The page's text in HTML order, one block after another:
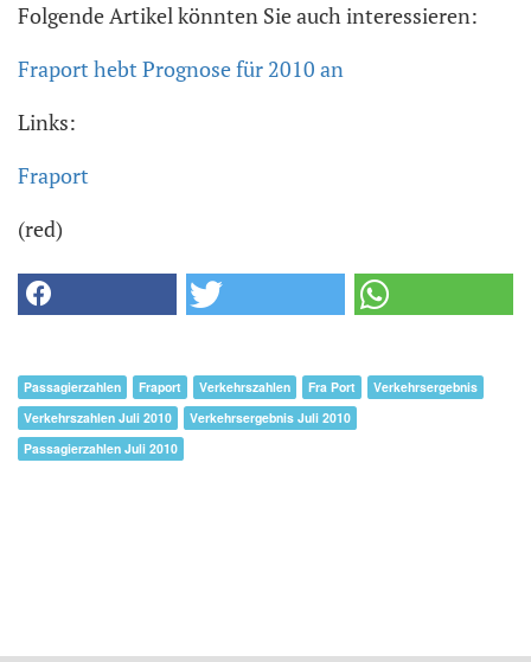
Folgende Artikel könnten Sie auch interessieren:
Fraport hebt Prognose für 2010 an
Links:
Fraport
(red)
Passagierzahlen Fraport Verkehrszahlen Fra Port
Verkehrsergebnis
Verkehrszahlen Juli 2010
Verkehrsergebnis Juli 2010
Passagierzahlen Juli 2010